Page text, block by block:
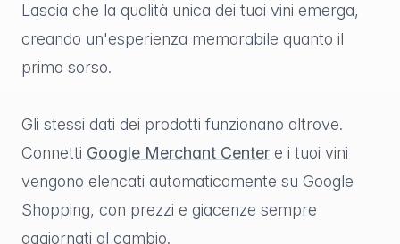
Lascia che la qualità unica dei tuoi vini emerga,
creando un'esperienza memorabile quanto il
primo sorso.
Gli stessi dati dei prodotti funzionano altrove.
Connetti Google Merchant Center e i tuoi vini
vengono elencati automaticamente su Google
Shopping, con prezzi e giacenze sempre
aggiornati al cambio.